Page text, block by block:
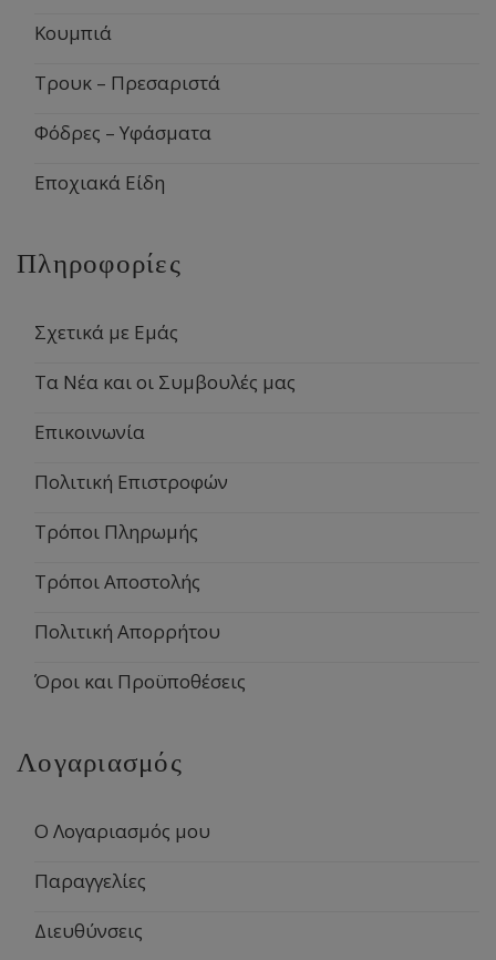
Κουμπιά
Τρουκ – Πρεσαριστά
Φόδρες – Υφάσματα
Εποχιακά Είδη
Πληροφορίες
Σχετικά με Εμάς
Τα Νέα και οι Συμβουλές μας
Επικοινωνία
Πολιτική Επιστροφών
Τρόποι Πληρωμής
Τρόποι Αποστολής
Πολιτική Απορρήτου
Όροι και Προϋποθέσεις
Λογαριασμός
Ο Λογαριασμός μου
Παραγγελίες
Διευθύνσεις